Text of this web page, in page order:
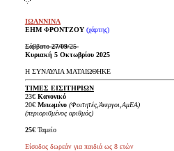
ΙΩΑΝΝΙΝΑ
ΕΗΜ ΦΡΟΝΤΖΟΥ (χάρτης)
Σάββατο27/09/25
Κυριακή 5 Οκτωβρίου 2025
Η ΣΥΝΑΥΛΙΑ ΜΑΤΑΙΩΘΗΚΕ
ΤΙΜΕΣ ΕΙΣΙΤΗΡΙΩΝ
23€Κανονικό
20€ Μειωμένο (Φοιτητές,Άνεργοι,ΑμΕΑ)
(περιορισμένος αριθμός)
25€ Ταμείο
Είσοδος δωρεάν για παιδιά ως 8 ετών